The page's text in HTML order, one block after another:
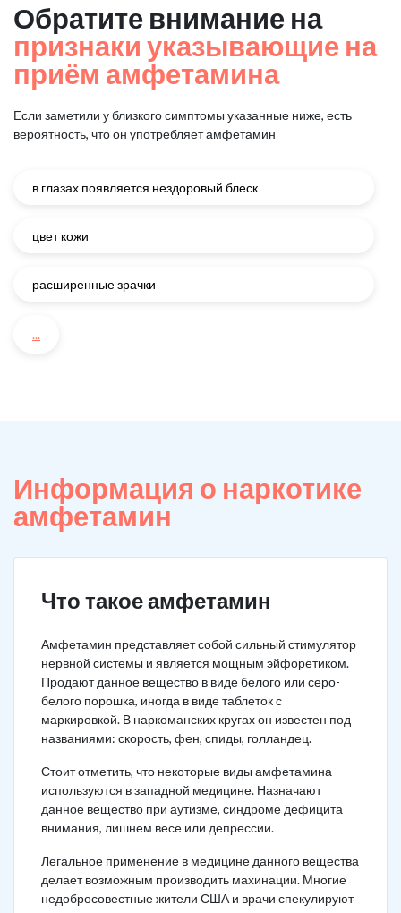
Обратите внимание на
признаки указывающие на
приём амфетамина
Если заметили у близкого симптомы указанные ниже, есть
вероятность, что он употребляет амфетамин
в глазах появляется нездоровый блеск
цвет кожи
расширенные зрачки
...
Информация о наркотике
амфетамин
Что такое амфетамин
Амфетамин представляет собой сильный стимулятор
нервной системы и является мощным эйфоретиком.
Продают данное вещество в виде белого или серо-
белого порошка, иногда в виде таблеток с
маркировкой. В наркоманских кругах он известен под
названиями: скорость, фен, спиды, голландец.
Стоит отметить, что некоторые виды амфетамина
используются в западной медицине. Назначают
данное вещество при аутизме, синдроме дефицита
внимания, лишнем весе или депрессии.
Легальное применение в медицине данного вещества
делает возможным производить махинации. Многие
недобросовестные жители США и врачи спекулируют